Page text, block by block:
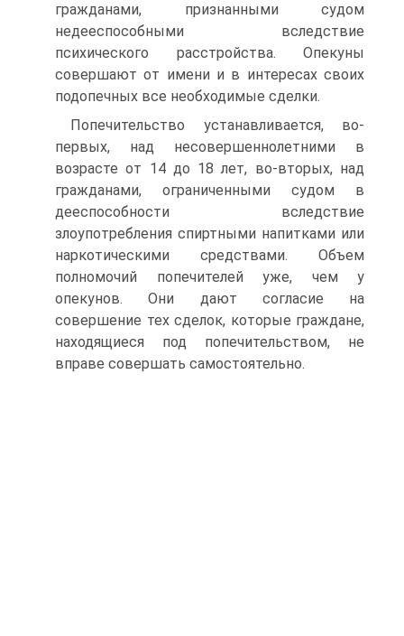
гражданами, признанными судом
недееспособными вследствие
психического расстройства. Опекуны
совершают от имени и в интересах своих
подопечных все необходимые сделки.
Попечительство устанавливается, во-
первых, над несовершеннолетними в
возрасте от 14 до 18 лет, во-вторых, над
гражданами, ограниченными судом в
дееспособности вследствие
злоупотребления спиртными напитками или
наркотическими средствами. Объем
полномочий попечителей уже, чем у
опекунов. Они дают согласие на
совершение тех сделок, которые граждане,
находящиеся под попечительством, не
вправе совершать самостоятельно.